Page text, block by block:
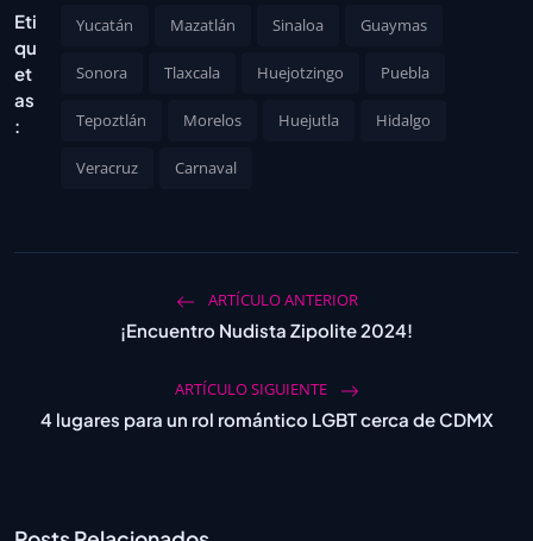
Eti
qu
et
as
:
Yucatán Mazatlán Sinaloa Guaymas
Sonora Tlaxcala Huejotzingo Puebla
Tepoztlán Morelos Huejutla Hidalgo
Veracruz Carnaval
ARTÍCULO ANTERIOR
¡Encuentro Nudista Zipolite 2024!
ARTÍCULO SIGUIENTE
4 lugares para un rol romántico LGBT cerca de CDMX